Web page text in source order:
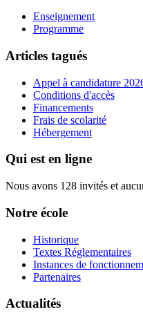
Enseignement
Programme
Articles tagués
Appel à candidature
Conditions d'accès
Financements
Frais de scolarité
Hébergement
Qui est en ligne
Nous avons 128 invités et
Notre école
Historique
Textes Réglementaires
Instances de
Partenaires
Actualités